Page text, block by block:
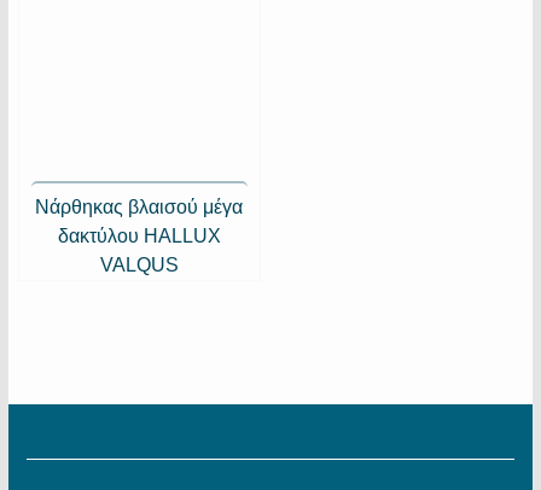
Νάρθηκας βλαισού μέγα
δακτύλου HALLUX
VALQUS